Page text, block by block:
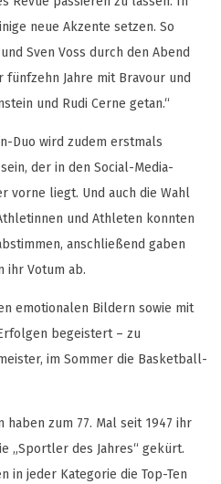
neue Akzente setzen. So
Sven Voss durch den Abend
Jahre mit Bravour und
und Rudi Cerne getan.“
Duo wird zudem erstmals
der in den Social-Media-
vorne liegt. Und auch die Wahl
und Athleten konnten
anschließend gaben
ihr Votum ab.
emotionalen Bildern sowie mit
begeistert – zu
im Sommer die Basketball-
zum 77. Mal seit 1947 ihr
„Sportler des Jahres“ gekürt.
in jeder Kategorie die Top-Ten